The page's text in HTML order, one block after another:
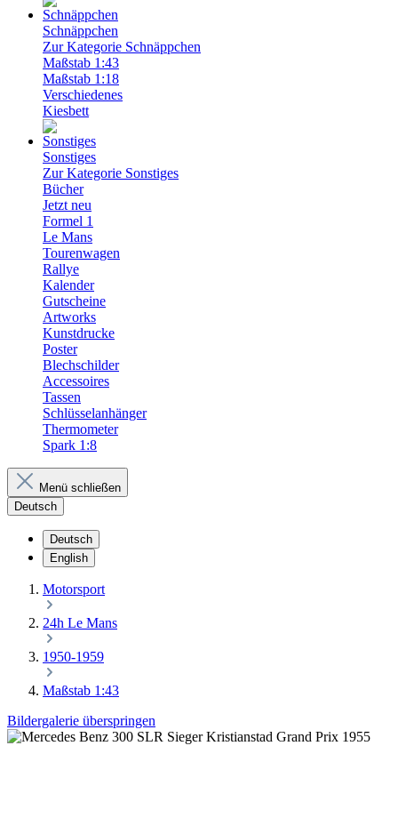
Schnäppchen
Zur Kategorie Schnäppchen
Maßstab 1:43
Maßstab 1:18
Verschiedenes
Kiesbett
Sonstiges
Zur Kategorie Sonstiges
Bücher
Jetzt neu
Formel 1
Le Mans
Tourenwagen
Rallye
Kalender
Gutscheine
Artworks
Kunstdrucke
Poster
Blechschilder
Accessoires
Tassen
Schlüsselanhänger
Thermometer
Spark 1:8
Menü schließen
Deutsch
Deutsch
English
Motorsport
24h Le Mans
1950-1959
Maßstab 1:43
Bildergalerie überspringen